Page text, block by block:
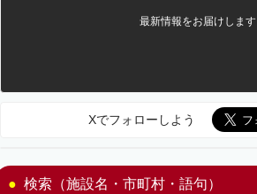
最新情報をお届けします
Xでフォローしよう
検索（施設名・市町村・語句）